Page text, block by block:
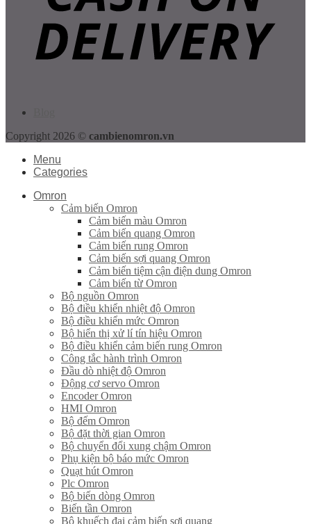
Copyright 2026 © cambienomron.vn
Menu
Categories
Omron
Cảm biến Omron
Cảm biến màu Omron
Cảm biến quang Omron
Cảm biến rung Omron
Cảm biến sợi quang Omron
Cảm biến tiệm cận điện dung Omron
Cảm biến từ Omron
Bộ nguồn Omron
Bộ điều khiển nhiệt độ Omron
Bộ điều khiển mức Omron
Bộ hiển thị xử lí tín hiệu Omron
Bộ điều khiển cảm biến rung Omron
Công tắc hành trình Omron
Đầu dò nhiệt độ Omron
Động cơ servo Omron
Encoder Omron
HMI Omron
Bộ đếm Omron
Bộ đặt thời gian Omron
Bộ chuyển đổi xung chậm Omron
Phụ kiện bộ báo mức Omron
Quạt hút Omron
Plc Omron
Bộ biến dòng Omron
Biến tần Omron
Bộ khuếch đại cảm biến sợi quang